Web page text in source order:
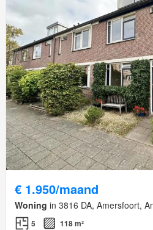
€ 1.950/maand
Woning in 3816 DA, Amersfoort,
5 118 m²